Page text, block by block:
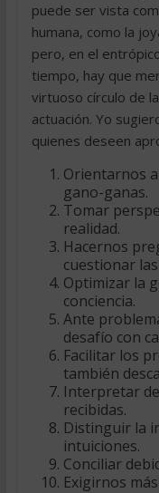
puede ser vista
humana, como la
pero, en el
tiempo, hay que
virtuoso círculo de
actuación. Yo
quienes deseen
Orientarnos
gano-ganas.
Tomar
realidad.
Hacernos
cuestionar
Optimizar la
conciencia.
Ante
desafío con
Facilitar los
también
Interpretar
recibidas.
Distinguir la
intuiciones.
Conciliar
Exigirnos